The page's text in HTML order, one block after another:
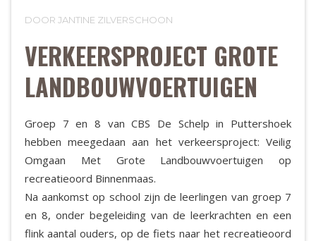
DOOR JANTINE ZILVERSCHOON
VERKEERSPROJECT GROTE
LANDBOUWVOERTUIGEN
Groep 7 en 8 van CBS De Schelp in Puttershoek
hebben meegedaan aan het verkeersproject: Veilig
Omgaan Met Grote Landbouwvoertuigen op
recreatieoord Binnenmaas.
Na aankomst op school zijn de leerlingen van groep 7
en 8, onder begeleiding van de leerkrachten en een
flink aantal ouders, op de fiets naar het recreatieoord